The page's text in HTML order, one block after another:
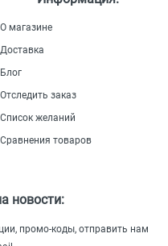
О магазине
Доставка
Блог
Отследить заказ
Список желаний
Сравнения товаров
новости:
промо-коды, отправить нам